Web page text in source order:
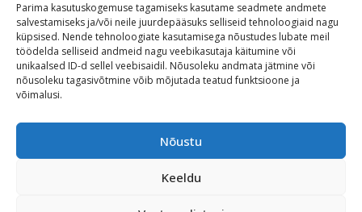
Parima kasutuskogemuse tagamiseks kasutame seadmete andmete
salvestamiseks ja/või neile juurdepääsuks selliseid tehnoloogiaid nagu
küpsised. Nende tehnoloogiate kasutamisega nõustudes lubate meil
töödelda selliseid andmeid nagu veebikasutaja käitumine või
unikaalsed ID-d sellel veebisaidil. Nõusoleku andmata jätmine või
nõusoleku tagasivõtmine võib mõjutada teatud funktsioone ja
võimalusi.
Nõustu
Keeldu
Maitseelamused
Vaatamisväärsused
Visit Tallinn
Turismiprofessionaalile
Harju-, Rapla- ja Läänemaa DMO